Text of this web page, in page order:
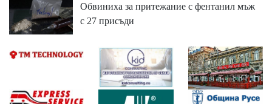
Обвиниха за притежание с фентанил мъж
с 27 присъди